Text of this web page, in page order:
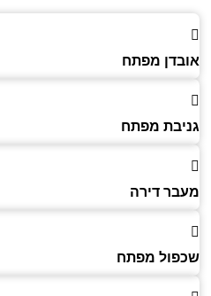
מפתח
מפתח
דירה
מפתח